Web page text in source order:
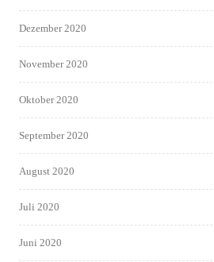
Dezember 2020
November 2020
Oktober 2020
September 2020
August 2020
Juli 2020
Juni 2020